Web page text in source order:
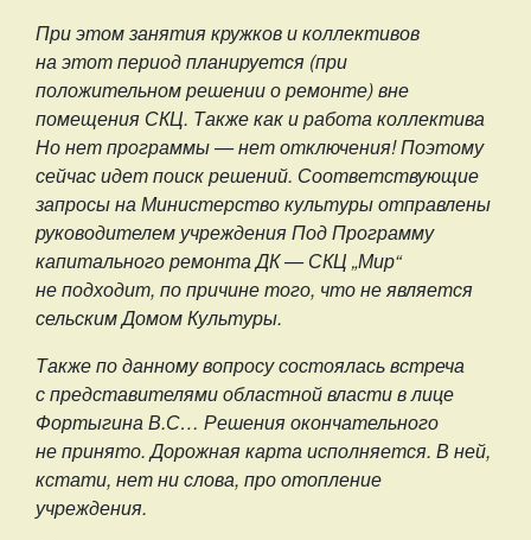
При этом занятия кружков и коллективов
на этот период планируется (при
положительном решении о ремонте) вне
помещения СКЦ. Также как и работа коллектива
Но нет программы — нет отключения! Поэтому
сейчас идет поиск решений. Соответствующие
запросы на Министерство культуры отправлены
руководителем учреждения Под Программу
капитального ремонта ДК — СКЦ „Мир“
не подходит, по причине того, что не является
сельским Домом Культуры.
Также по данному вопросу состоялась встреча
с представителями областной власти в лице
Фортыгина В.С… Решения окончательного
не принято. Дорожная карта исполняется. В ней,
кстати, нет ни слова, про отопление
учреждения.